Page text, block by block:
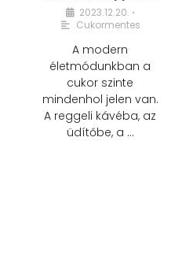
2023.12.20. •
Cukormentes
A modern
életmódunkban a
cukor szinte
mindenhol jelen van.
A reggeli kávéba, az
üdítőbe, a …